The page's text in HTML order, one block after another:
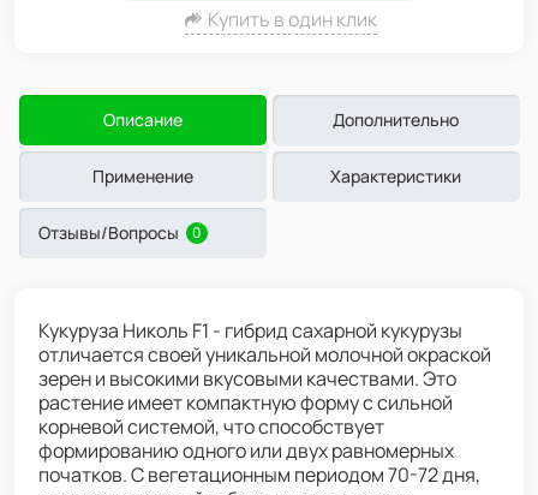
Купить в один клик
Описание Дополнительно
Применение Характеристики
Отзывы/Вопросы 0
Кукуруза Николь F1 - гибрид сахарной кукурузы
отличается своей уникальной молочной окраской
зерен и высокими вкусовыми качествами. Это
растение имеет компактную форму с сильной
корневой системой, что способствует
формированию одного или двух равномерных
початков. С вегетационным периодом 70-72 дня,